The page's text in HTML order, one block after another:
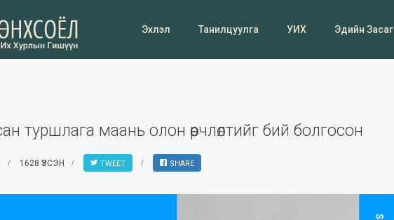
Эхлэл Танилцуулга УИХ Эдийн Засаг
туршлага маань олон өөрчлөлтийг бий болгосон
1628 ҮЗСЭН TWEET SHARE